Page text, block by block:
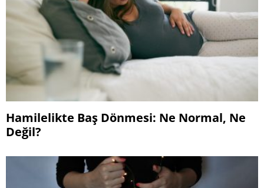
Hamilelikte Baş Dönmesi: Ne Normal, Ne
Değil?